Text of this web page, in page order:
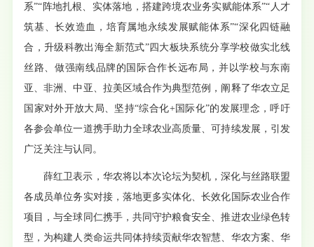
系”“阵地扎根、实体落地，搭建跨境农业务实赋能体系”“人才
筑基、长效造血，培育属地永续发展赋能体系”“深化四链融
合，升级科教出海全新范式”四大板块系统分享学校做实北线
丝路、做强南线品牌的国际合作长远布局，并以学校与东南
亚、非洲、中亚、拉美区域合作为典型范例，阐释了华农立足
国家对外开放大局、坚持“综合化+国际化”的发展理念，呼吁
各参会单位一道携手助力全球农业高质量、可持续发展，引发
广泛关注与认同。
薛红卫表示，华农将以本次论坛为契机，深化与丝路联盟
各成员单位务实对接，落地更多实体化、长效化国际农业合作
项目，与全球同仁携手，共同守护粮食安全、推进农业绿色转
型，为构建人类命运共同体持续贡献华农智慧、华农方案、华